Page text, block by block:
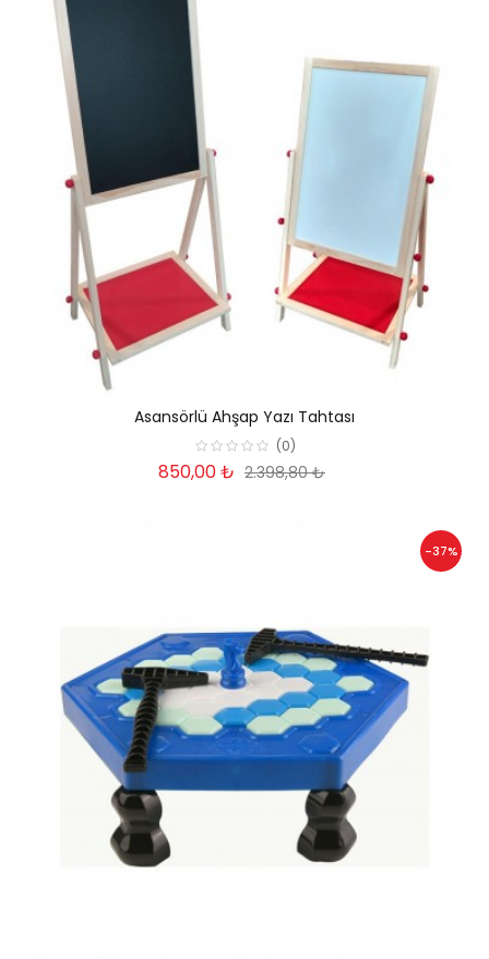
Asansörlü Ahşap Yazı Tahtası
(0)
850,00 ₺ 2.398,80 ₺
-37%